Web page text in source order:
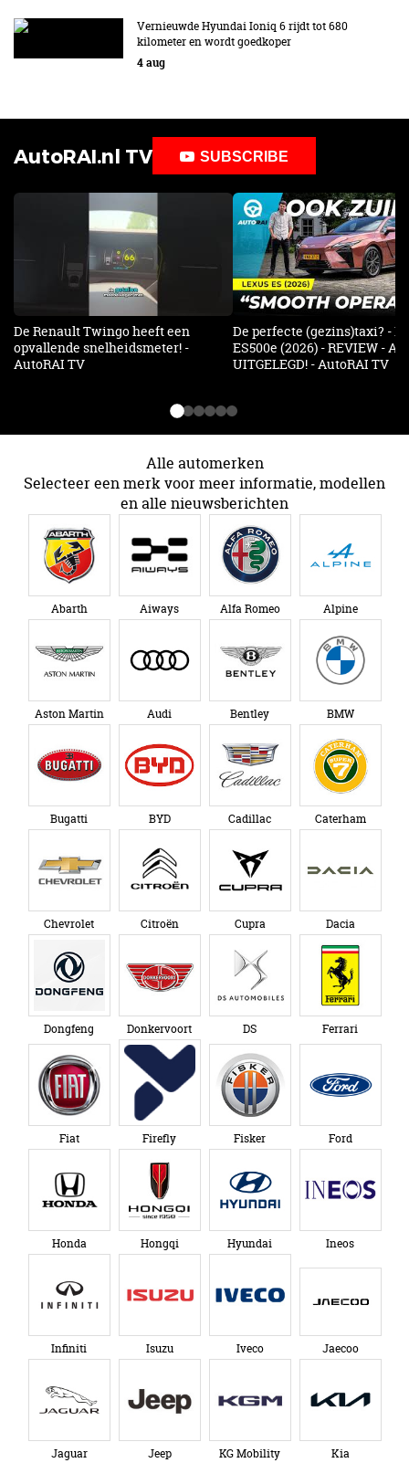
Vernieuwde Hyundai Ioniq 6 rijdt tot 680
kilometer en wordt goedkoper
4 aug
AutoRAI.nl TV SUBSCRIBE
De Renault Twingo heeft een
opvallende snelheidsmeter! -
AutoRAI TV
De perfecte (gezins)taxi? -
ES500e (2026) - REVIEW -
UITGELEGD! - AutoRAI TV
Alle automerken
Selecteer een merk voor meer informatie, modellen
en alle nieuwsberichten
Abarth Aiways Alfa Romeo Alpine
Aston Martin Audi Bentley BMW
Bugatti BYD Cadillac Caterham
Chevrolet Citroën Cupra Dacia
Dongfeng Donkervoort DS Ferrari
Fiat Firefly Fisker Ford
Honda Hongqi Hyundai Ineos
Infiniti Isuzu Iveco Jaecoo
Jaguar Jeep KG Mobility Kia